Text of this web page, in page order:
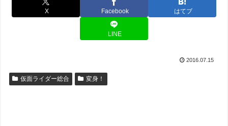
X Facebook はてブ
LINE
2016.07.15
仮面ライダー総合 変身！